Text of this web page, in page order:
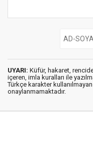
UYARI: Küfür, hakaret,
içeren, imla kuralları ile
Türkçe karakter
onaylanmamaktadır.